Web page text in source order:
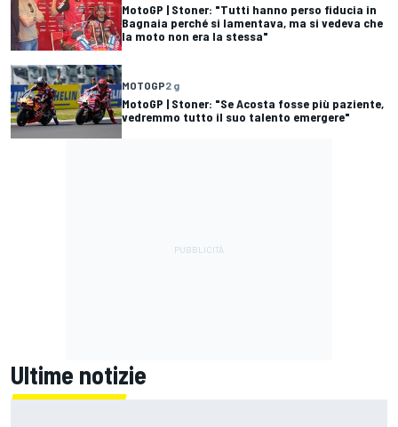
MotoGP | Stoner: "Tutti hanno perso fiducia in
Bagnaia perché si lamentava, ma si vedeva che
la moto non era la stessa"
MOTOGP2 g
MotoGP | Stoner: "Se Acosta fosse più paziente,
vedremmo tutto il suo talento emergere"
Ultime notizie